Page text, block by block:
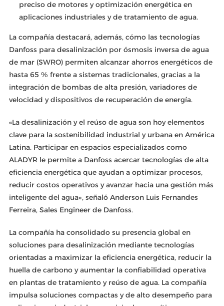
preciso de motores y optimización energética en
aplicaciones industriales y de tratamiento de agua.
La compañía destacará, además, cómo las tecnologías
Danfoss para desalinización por ósmosis inversa de agua
de mar (SWRO) permiten alcanzar ahorros energéticos de
hasta 65 % frente a sistemas tradicionales, gracias a la
integración de bombas de alta presión, variadores de
velocidad y dispositivos de recuperación de energía.
«La desalinización y el reúso de agua son hoy elementos
clave para la sostenibilidad industrial y urbana en América
Latina. Participar en espacios especializados como
ALADYR le permite a Danfoss acercar tecnologías de alta
eficiencia energética que ayudan a optimizar procesos,
reducir costos operativos y avanzar hacia una gestión más
inteligente del agua», señaló Anderson Luis Fernandes
Ferreira, Sales Engineer de Danfoss.
La compañía ha consolidado su presencia global en
soluciones para desalinización mediante tecnologías
orientadas a maximizar la eficiencia energética, reducir la
huella de carbono y aumentar la confiabilidad operativa
en plantas de tratamiento y reúso de agua. La compañía
impulsa soluciones compactas y de alto desempeño para